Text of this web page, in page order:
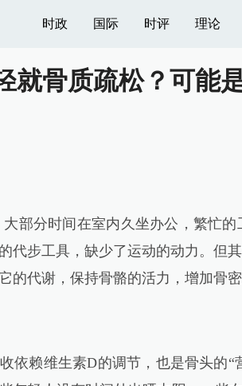
时政 国际 时评 理论
就骨质疏松？可能
部分时间在室内久坐办公，繁忙
代步工具，缺少了运动的动力。但
的代谢，保持骨骼的活力，增加骨密
依赖维生素D的调节，也是骨头的